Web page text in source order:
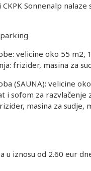
Sonnenalp
velicine oko 55 m2,
frizider, masina za
(SAUNA): velicine
i sofom za razvlačenje
masina za
u iznosu od 2.60 eur